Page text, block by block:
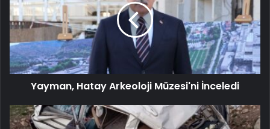
Yayman, Hatay Arkeoloji Müzesi'ni İnceledi